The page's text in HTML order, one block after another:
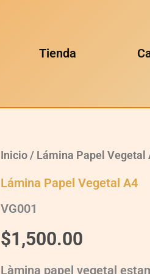
Tienda
Inicio/ Lámina Papel Vegetal
Lámina Papel Vegetal A4
VG001
$1,500.00
Làmina papel vegetal
VG001
quantity